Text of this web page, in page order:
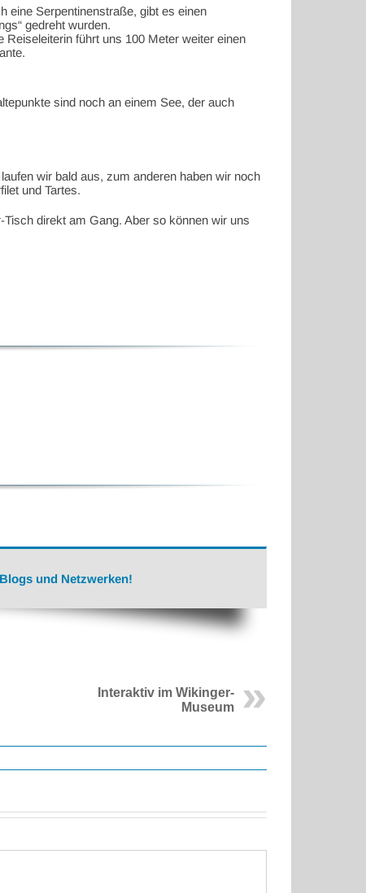
eine Serpentinenstraße, gibt es einen
gedreht wurden.
führt uns 100 Meter weiter einen
sind noch an einem See, der auch
wir bald aus, zum anderen haben wir noch
und Tartes.
direkt am Gang. Aber so können wir uns
und Netzwerken!
Interaktiv im Wikinger-
Museum